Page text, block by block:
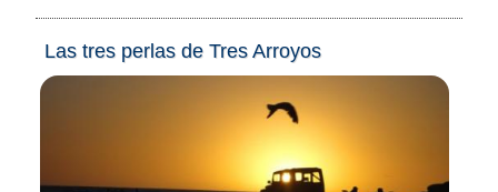
Las tres perlas de Tres Arroyos